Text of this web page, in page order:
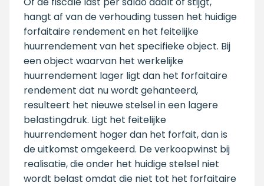
hangt af van de verhouding tussen het huidige
forfaitaire rendement en het feitelijke
huurrendement van het specifieke object. Bij
een object waarvan het werkelijke
huurrendement lager ligt dan het forfaitaire
rendement dat nu wordt gehanteerd,
resulteert het nieuwe stelsel in een lagere
belastingdruk. Ligt het feitelijke
huurrendement hoger dan het forfait, dan is
de uitkomst omgekeerd. De verkoopwinst bij
realisatie, die onder het huidige stelsel niet
wordt belast omdat die niet tot het forfaitaire